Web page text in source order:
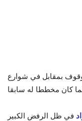
بمقابل في شوارع
في ظل الرفض الكبير